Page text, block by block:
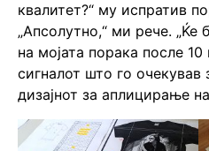
квалитет?“ му испратив
„Апсолутно,“ ми рече. „Ќе
на мојата порака после
сигналот што го
дизајнот за аплицирање